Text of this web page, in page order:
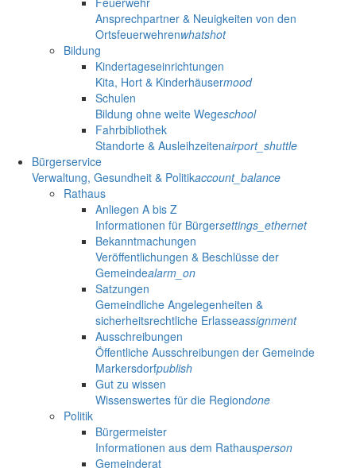
Ansprechpartner & Neuigkeiten von den
Ortsfeuerwehrenwhatshot
Bildung
Kindertageseinrichtungen
Kita, Hort & Kinderhäusermood
Schulen
Bildung ohne weite Wegeschool
Fahrbibliothek
Standorte & Ausleihzeitenairport_shuttle
Bürgerservice
Verwaltung, Gesundheit & Politikaccount_balance
Rathaus
Anliegen A bis Z
Informationen für Bürgersettings_ethernet
Bekanntmachungen
Veröffentlichungen & Beschlüsse der
Gemeindealarm_on
Satzungen
Gemeindliche Angelegenheiten &
sicherheitsrechtliche Erlasseassignment
Ausschreibungen
Öffentliche Ausschreibungen der Gemeinde
Markersdorfpublish
Gut zu wissen
Wissenswertes für die Regiondone
Politik
Bürgermeister
Informationen aus dem Rathausperson
Gemeinderat